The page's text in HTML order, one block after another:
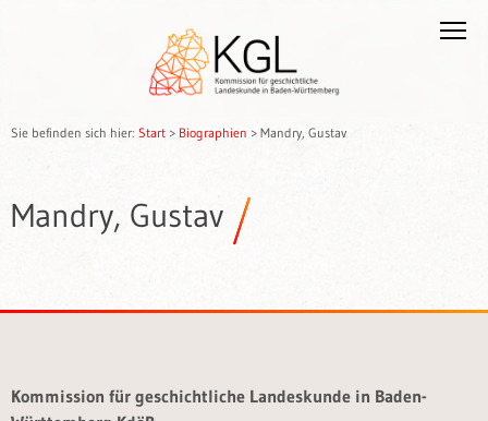
Sie befinden sich hier: Start > Biographien > Mandry, Gustav
Mandry, Gustav
Kommission für geschichtliche Landeskunde in Baden-